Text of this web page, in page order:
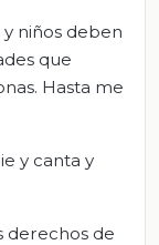
niños deben
que
Hasta me
y canta y
derechos de